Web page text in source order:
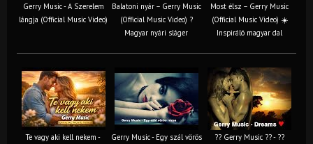
Gerry Music - A Szerelem
lángja (Official Music Video)
Balatoni nyár – Gerry Music
(Official Music Video) ?
Magyar nyári sláger
Most élsz – Gerry Music
(Official Music Video) ☀️
Inspiráló magyar dal
Te vagy aki kell nekem -
Gerry Music - Egy szál vörös
?? Gerry Music ?? - ??